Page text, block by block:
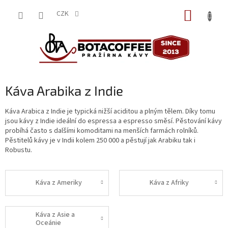
CZK
Káva Arabika z Indie
Káva Arabica z Indie je typická nižší aciditou a plným tělem. Díky tomu
jsou kávy z Indie ideální do espressa a espresso směsí. Pěstování kávy
probíhá často s dalšími komoditami na menších farmách rolníků.
Pěstitelů kávy je v Indii kolem 250 000 a pěstují jak Arabiku tak i
Robustu.
Káva z Ameriky Káva z Afriky
Káva z Asie a
Oceánie